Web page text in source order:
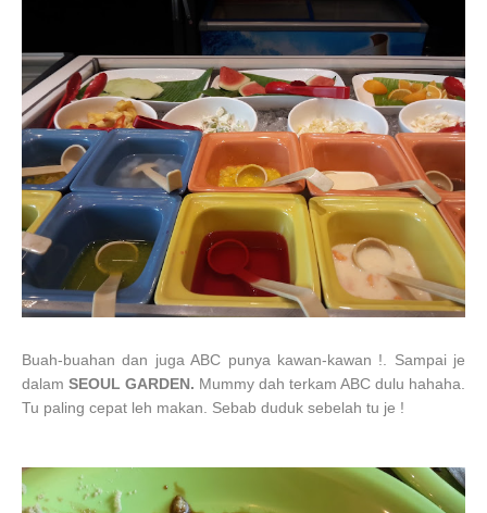
Buah-buahan dan juga ABC punya kawan-kawan !. Sampai je
dalam SEOUL GARDEN. Mummy dah terkam ABC dulu hahaha.
Tu paling cepat leh makan. Sebab duduk sebelah tu je !